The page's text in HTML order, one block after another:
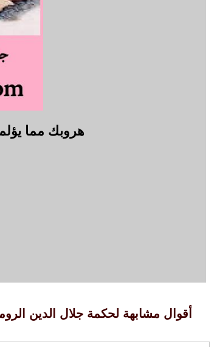
هروبك مما
أقوال مشابهة لحكمة جلال الدين